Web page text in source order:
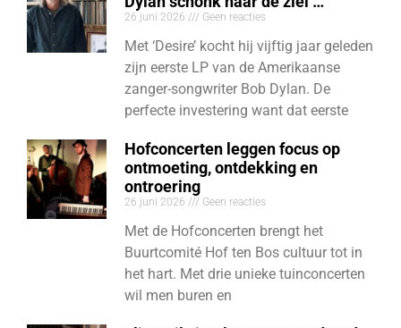
26 juni 2026 Geen reacties
Met ‘Desire’ kocht hij vijftig jaar geleden
zijn eerste LP van de Amerikaanse
zanger-songwriter Bob Dylan. De
perfecte investering want dat eerste
Hofconcerten leggen focus op
ontmoeting, ontdekking en
ontroering
26 juni 2026 Geen reacties
Met de Hofconcerten brengt het
Buurtcomité Hof ten Bos cultuur tot in
het hart. Met drie unieke tuinconcerten
wil men buren en